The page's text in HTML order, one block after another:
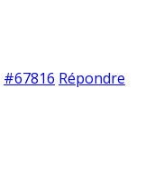
#67816 Répondre